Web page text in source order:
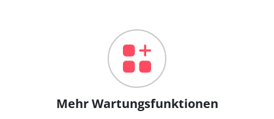
Mehr Wartungsfunktionen